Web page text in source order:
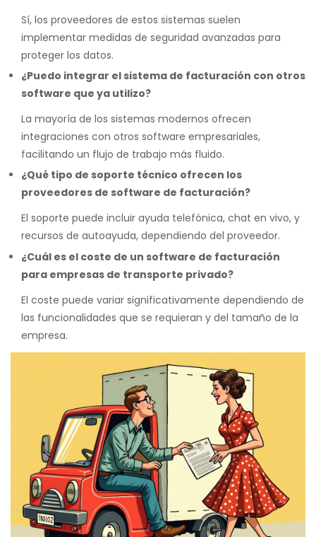
Sí, los proveedores de estos sistemas suelen
implementar medidas de seguridad avanzadas para
proteger los datos.
¿Puedo integrar el sistema de facturación con otros
software que ya utilizo?
La mayoría de los sistemas modernos ofrecen
integraciones con otros software empresariales,
facilitando un flujo de trabajo más fluido.
¿Qué tipo de soporte técnico ofrecen los
proveedores de software de facturación?
El soporte puede incluir ayuda telefónica, chat en vivo, y
recursos de autoayuda, dependiendo del proveedor.
¿Cuál es el coste de un software de facturación
para empresas de transporte privado?
El coste puede variar significativamente dependiendo de
las funcionalidades que se requieran y del tamaño de la
empresa.